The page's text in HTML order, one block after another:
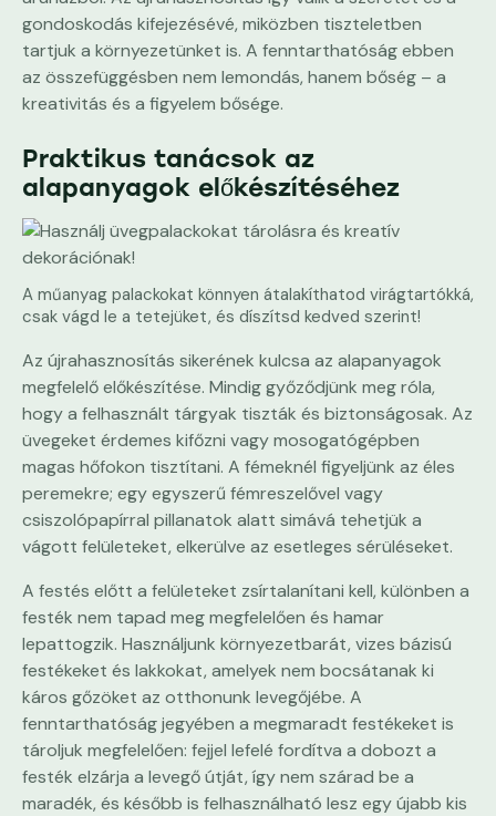
gondoskodás kifejezésévé, miközben tiszteletben
tartjuk a környezetünket is. A fenntarthatóság ebben
az összefüggésben nem lemondás, hanem bőség – a
kreativitás és a figyelem bősége.
Praktikus tanácsok az
alapanyagok előkészítéséhez
A műanyag palackokat könnyen átalakíthatod virágtartókká,
csak vágd le a tetejüket, és díszítsd kedved szerint!
Az újrahasznosítás sikerének kulcsa az alapanyagok
megfelelő előkészítése. Mindig győződjünk meg róla,
hogy a felhasznált tárgyak tiszták és biztonságosak. Az
üvegeket érdemes kifőzni vagy mosogatógépben
magas hőfokon tisztítani. A fémeknél figyeljünk az éles
peremekre; egy egyszerű fémreszelővel vagy
csiszolópapírral pillanatok alatt simává tehetjük a
vágott felületeket, elkerülve az esetleges sérüléseket.
A festés előtt a felületeket zsírtalanítani kell, különben a
festék nem tapad meg megfelelően és hamar
lepattogzik. Használjunk környezetbarát, vizes bázisú
festékeket és lakkokat, amelyek nem bocsátanak ki
káros gőzöket az otthonunk levegőjébe. A
fenntarthatóság jegyében a megmaradt festékeket is
tároljuk megfelelően: fejjel lefelé fordítva a dobozt a
festék elzárja a levegő útját, így nem szárad be a
maradék, és később is felhasználható lesz egy újabb kis